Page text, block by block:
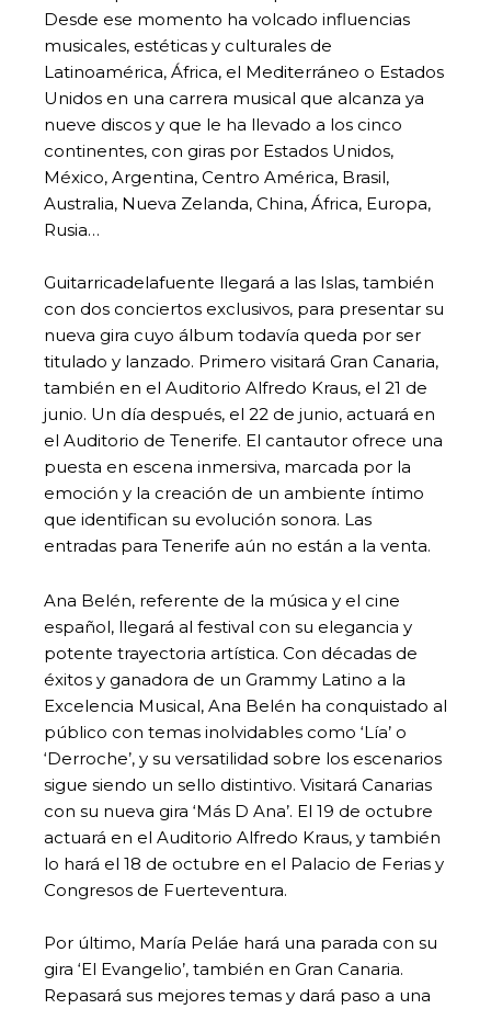
Desde ese momento ha volcado influencias
musicales, estéticas y culturales de
Latinoamérica, África, el Mediterráneo o Estados
Unidos en una carrera musical que alcanza ya
nueve discos y que le ha llevado a los cinco
continentes, con giras por Estados Unidos,
México, Argentina, Centro América, Brasil,
Australia, Nueva Zelanda, China, África, Europa,
Rusia…
Guitarricadelafuente llegará a las Islas, también
con dos conciertos exclusivos, para presentar su
nueva gira cuyo álbum todavía queda por ser
titulado y lanzado. Primero visitará Gran Canaria,
también en el Auditorio Alfredo Kraus, el 21 de
junio. Un día después, el 22 de junio, actuará en
el Auditorio de Tenerife. El cantautor ofrece una
puesta en escena inmersiva, marcada por la
emoción y la creación de un ambiente íntimo
que identifican su evolución sonora. Las
entradas para Tenerife aún no están a la venta.
Ana Belén, referente de la música y el cine
español, llegará al festival con su elegancia y
potente trayectoria artística. Con décadas de
éxitos y ganadora de un Grammy Latino a la
Excelencia Musical, Ana Belén ha conquistado al
público con temas inolvidables como ‘Lía’ o
‘Derroche’, y su versatilidad sobre los escenarios
sigue siendo un sello distintivo. Visitará Canarias
con su nueva gira ‘Más D Ana’. El 19 de octubre
actuará en el Auditorio Alfredo Kraus, y también
lo hará el 18 de octubre en el Palacio de Ferias y
Congresos de Fuerteventura.
Por último, María Peláe hará una parada con su
gira ‘El Evangelio’, también en Gran Canaria.
Repasará sus mejores temas y dará paso a una